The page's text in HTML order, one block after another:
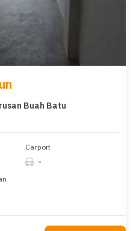
Buah Batu
Carport
-